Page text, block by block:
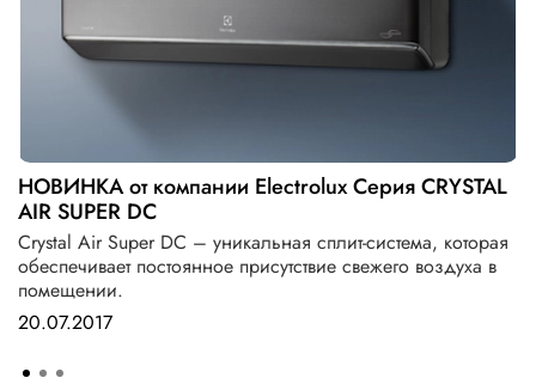
НОВИНКА от компании Electrolux Серия CRYSTAL
AIR SUPER DC
Crystal Air Super DC – уникальная сплит-система, которая
обеспечивает постоянное присутствие свежего воздуха в
помещении.
20.07.2017